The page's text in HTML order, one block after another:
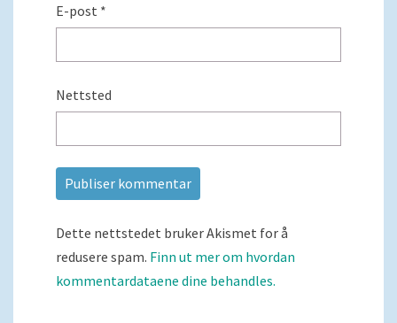
E-post *
Nettsted
Dette nettstedet bruker Akismet for å
redusere spam. Finn ut mer om hvordan
kommentardataene dine behandles.